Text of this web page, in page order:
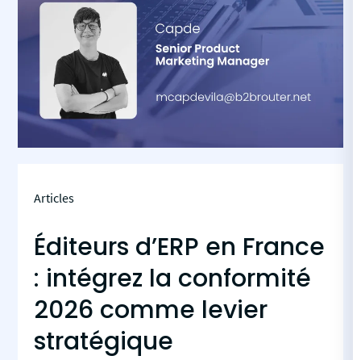
Articles
Éditeurs d’ERP en France
: intégrez la conformité
2026 comme levier
stratégique